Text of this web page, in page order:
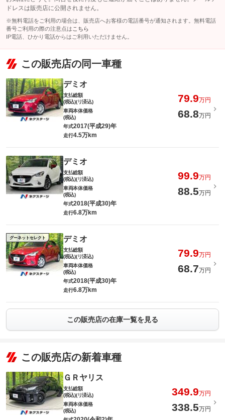
ドレスは販売店に公開されません。
※無料電話をご利用の場合は、販売店へお客様の電話番号が通知されます。無料電話
番号ご利用の際の注意点は こちら
IP電話、ひかり電話からはご利用いただけません。
この販売店の同一車種
デミオ
支払総額
(税込)(リ済込)
79.9万円
車両本体価格
(税込)
68.8万円
年式2017(平成29)年
走行4.5万km
デミオ
支払総額
(税込)(リ済込)
99.9万円
車両本体価格
(税込)
88.5万円
年式2018(平成30)年
走行6.8万km
グーネットセレクト デミオ
支払総額
(税込)(リ済込)
79.9万円
車両本体価格
(税込)
68.7万円
年式2018(平成30)年
走行6.8万km
この販売店の在庫一覧を見る
この販売店の新着車種
ＧＲヤリス
支払総額
(税込)(リ済込)
349.9万円
車両本体価格
(税込)
338.5万円